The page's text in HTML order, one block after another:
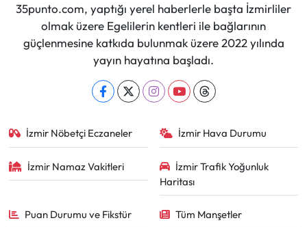
35punto.com, yaptığı yerel haberlerle başta İzmirliler
olmak üzere Egelilerin kentleri ile bağlarının
güçlenmesine katkıda bulunmak üzere 2022 yılında
yayın hayatına başladı.
İzmir Nöbetçi Eczaneler İzmir Hava Durumu
İzmir Namaz Vakitleri
İzmir Trafik Yoğunluk
Haritası
Puan Durumu ve Fikstür Tüm Manşetler